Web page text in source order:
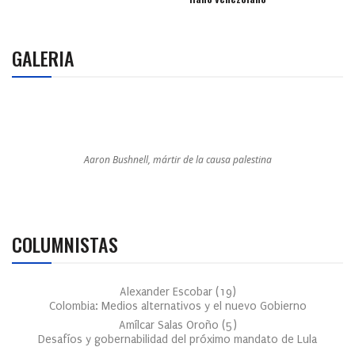
GALERIA
Aaron Bushnell, mártir de la causa palestina
COLUMNISTAS
Alexander Escobar (19)
Colombia: Medios alternativos y el nuevo Gobierno
Amílcar Salas Oroño (5)
Desafíos y gobernabilidad del próximo mandato de Lula